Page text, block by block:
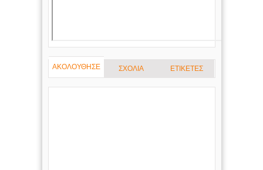
ΑΚΟΛΟΥΘΗΣΕ ΣΧΟΛΙΑ ΕΤΙΚΕΤΕΣ